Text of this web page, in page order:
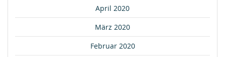
April 2020
März 2020
Februar 2020